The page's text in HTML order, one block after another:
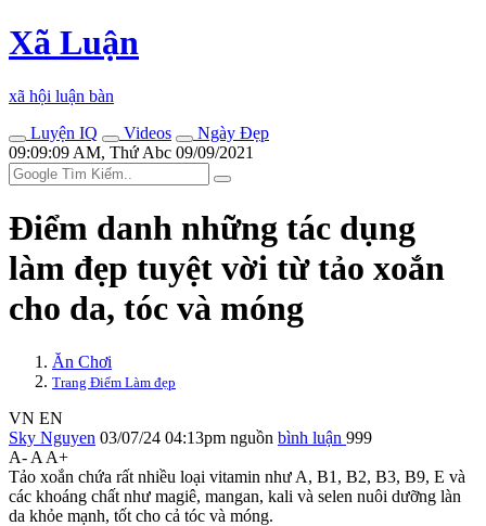
Xã Luận
xã hội luận bàn
Luyện IQ
Videos
Ngày Đẹp
09:09:09 AM, Thứ Abc 09/09/2021
Điểm danh những tác dụng
làm đẹp tuyệt vời từ tảo xoắn
cho da, tóc và móng
Ăn Chơi
Trang Điểm Làm đẹp
VN EN
Sky Nguyen 03/07/24 04:13pm nguồn bình luận 999
A- A A+
Tảo xoắn chứa rất nhiều loại vitamin như A, B1, B2, B3, B9, E và
các khoáng chất như magiê, mangan, kali và selen nuôi dưỡng làn
da khỏe mạnh, tốt cho cả tóc và móng.